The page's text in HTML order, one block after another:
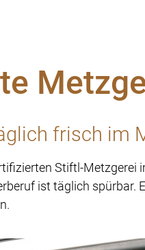
frisch im
Stiftl-Metzgerei
ist täglich spürbar.